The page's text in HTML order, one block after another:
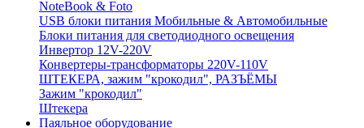
NoteBook & Foto
USB блоки питания Мобильные & Автомобильные
Блоки питания для светодиодного освещения
Инвертор 12V-220V
Конвертеры-трансформаторы 220V-110V
ШТЕКЕРА, зажим "крокодил", РАЗЪЁМЫ
Зажим "крокодил"
Штекера
Паяльное оборудование